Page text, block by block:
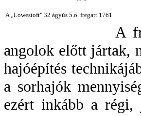
A „Lowestoft" 32 ágyús 5.o. fregatt 1761
A
angolok előtt jártak,
hajóépítés
a sorhajók
ezért inkább a régi,